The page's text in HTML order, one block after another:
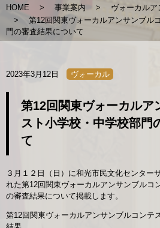
HOME 事業案内
ヴォーカルア
第12回関東ヴォーカルアンサンブル
門の審査結果について
2023年3月12日 ヴォーカル
第12回関東ヴォーカルア
スト小学校・中学校部門
て
３月１２日（日）に和光市民文化センター
れた第12回関東ヴォーカルアンサンブルコ
の審査結果について掲載します。
第12回関東ヴォーカルアンサンブルコンテ